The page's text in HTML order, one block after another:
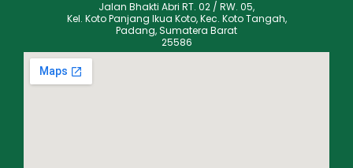
Jalan Bhakti Abri RT. 02 / RW. 05,
Kel. Koto Panjang Ikua Koto, Kec. Koto Tangah,
Padang, Sumatera Barat
25586